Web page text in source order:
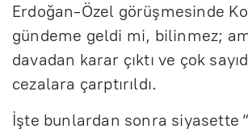
Erdoğan-Özel görüşmesinde
gündeme geldi mi, bilinmez;
davadan karar çıktı ve çok
cezalara çarptırıldı.
İşte bunlardan sonra siyasette “